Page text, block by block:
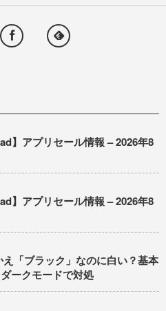
】アプリセール情報 – 2026年8
】アプリセール情報 – 2026年8
「ブラック」なのに白い？基本
ークモードで対処